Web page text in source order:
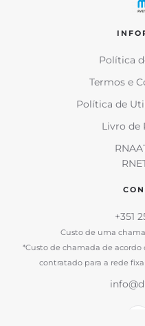
Política
Termos e
Política de
Livro de
+351
Custo de uma
*Custo de chamada de
contratado para a rede